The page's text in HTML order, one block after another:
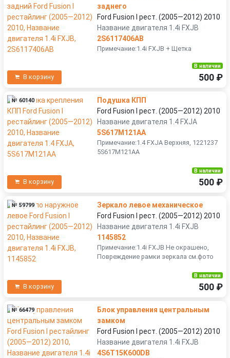
заднего
Ford Fusion I рест. (2005—2012) 2010
Название двигателя 1.4i FXJB
2S6117406AB
Примечание:1.4i FXJB + Щетка
В корзину
В наличии
500 ₽
№ 60140
Подушка КПП
Ford Fusion I рест. (2005—2012) 2010
Название двигателя 1.4 FXJA
5S617M121AA
Примечание:1.4 FXJA Верхняя, 1221237
5S617M121AA
В корзину
В наличии
500 ₽
№ 59799
Зеркало левое механическое
Ford Fusion I рест. (2005—2012) 2010
Название двигателя 1.4i FXJB
1145852
Примечание:1.4i FXJB Не окрашено,
Повреждение рамки зеркала см.фото
В корзину
В наличии
500 ₽
№ 66479
Блок управления центральным
замком
Ford Fusion I рест. (2005—2012) 2010
Название двигателя 1.4i FXJB
4S6T15K600DB